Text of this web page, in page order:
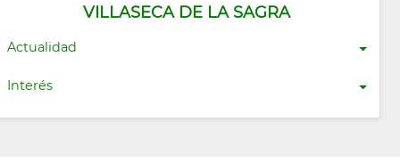
VILLASECA DE LA SAGRA
Actualidad
Interés